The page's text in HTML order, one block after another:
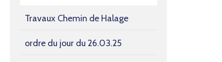
Travaux Chemin de Halage
ordre du jour du 26.03.25